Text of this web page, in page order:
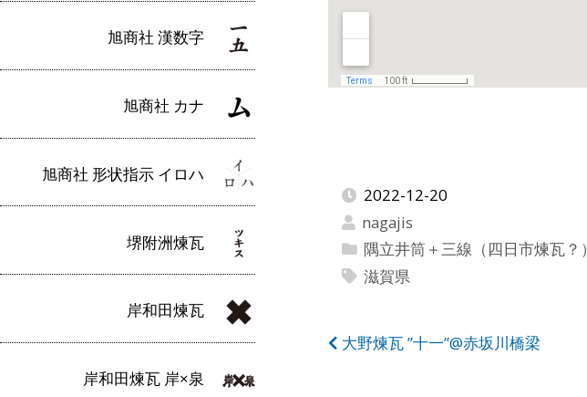
旭商社 漢数字
旭商社 カナ
旭商社 形状指示 イロハ
堺附洲煉瓦
岸和田煉瓦
岸和田煉瓦 岸×泉
2022-12-20
nagajis
隅立井筒＋三線（四日市煉瓦？）
滋賀県
投大野煉瓦 ”十一”@赤坂川橋梁